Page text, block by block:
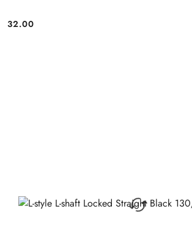
Cena:
32.00